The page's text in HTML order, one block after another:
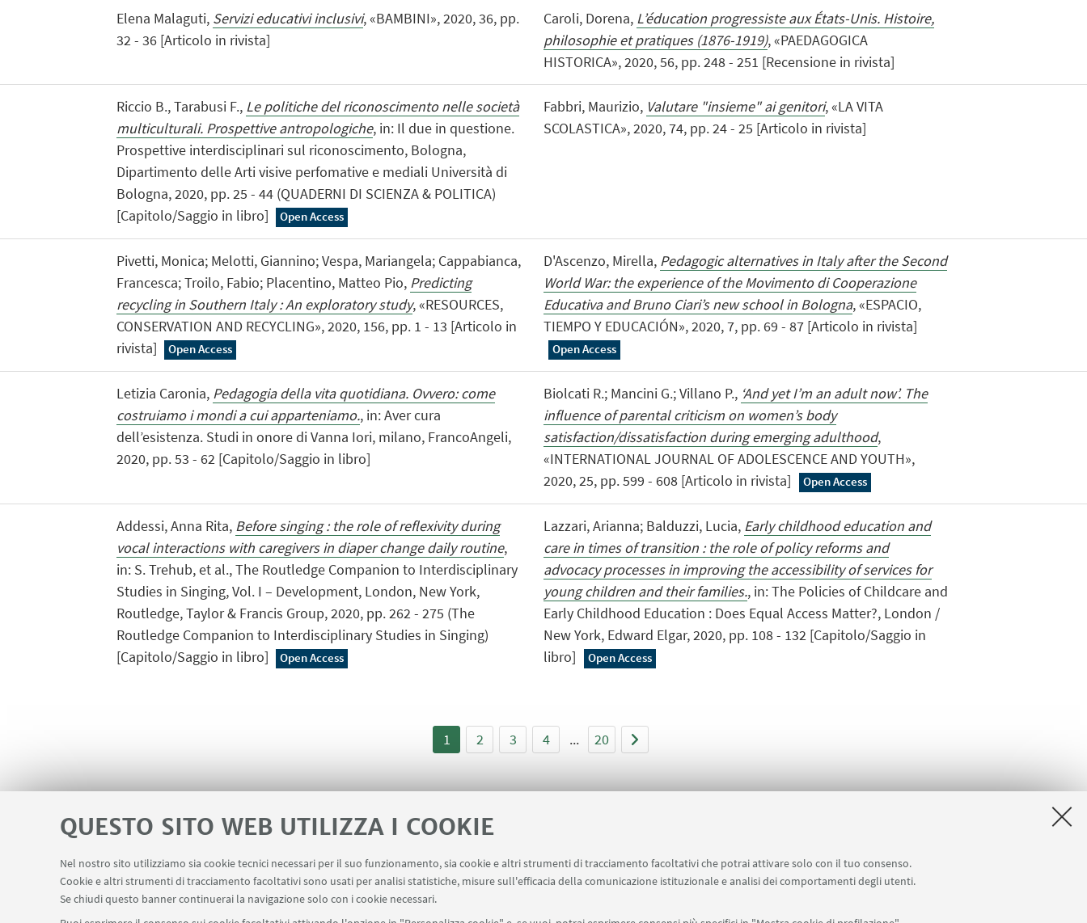
QUESTO SITO WEB UTILIZZA I COOKIE
Nel nostro sito utilizziamo sia cookie tecnici necessari per il suo funzionamento, sia cookie e altri strumenti di tracciamento facoltativi che potrai attivare solo con il tuo consenso.
Cookie e altri strumenti di tracciamento facoltativi sono usati per analisi statistiche, misure sull'efficacia della comunicazione istituzionale e analisi dei comportamenti degli utenti.
Se chiudi questo banner continuerai la navigazione solo con i cookie necessari.
Elena Malaguti, Servizi educativi inclusivi, «BAMBINI», 2020, 36, pp.
32 - 36 [Articolo in rivista]
Caroli, Dorena, L’éducation progressiste aux États-Unis. Histoire,
philosophie et pratiques (1876-1919), «PAEDAGOGICA
HISTORICA», 2020, 56, pp. 248 - 251 [Recensione in rivista]
Riccio B., Tarabusi F., Le politiche del riconoscimento nelle società
multiculturali. Prospettive antropologiche, in: Il due in questione.
Prospettive interdisciplinari sul riconoscimento, Bologna,
Dipartimento delle Arti visive perfomative e mediali Università di
Bologna, 2020, pp. 25 - 44 (QUADERNI DI SCIENZA & POLITICA)
[Capitolo/Saggio in libro]
Open Access
Fabbri, Maurizio, Valutare "insieme" ai genitori, «LA VITA
SCOLASTICA», 2020, 74, pp. 24 - 25 [Articolo in rivista]
Pivetti, Monica; Melotti, Giannino; Vespa, Mariangela; Cappabianca,
Francesca; Troilo, Fabio; Placentino, Matteo Pio, Predicting
recycling in Southern Italy : An exploratory study, «RESOURCES,
CONSERVATION AND RECYCLING», 2020, 156, pp. 1 - 13 [Articolo in
rivista]
Open Access
D'Ascenzo, Mirella, Pedagogic alternatives in Italy after the Second
World War: the experience of the Movimento di Cooperazione
Educativa and Bruno Ciari’s new school in Bologna, «ESPACIO,
TIEMPO Y EDUCACIÓN», 2020, 7, pp. 69 - 87 [Articolo in rivista]
Open Access
Letizia Caronia, Pedagogia della vita quotidiana. Ovvero: come
costruiamo i mondi a cui apparteniamo., in: Aver cura
dell’esistenza. Studi in onore di Vanna Iori, milano, FrancoAngeli,
2020, pp. 53 - 62 [Capitolo/Saggio in libro]
Biolcati R.; Mancini G.; Villano P., ‘And yet I’m an adult now’. The
influence of parental criticism on women’s body
satisfaction/dissatisfaction during emerging adulthood,
«INTERNATIONAL JOURNAL OF ADOLESCENCE AND YOUTH»,
2020, 25, pp. 599 - 608 [Articolo in rivista]
Open Access
Addessi, Anna Rita, Before singing : the role of reflexivity during
vocal interactions with caregivers in diaper change daily routine,
in: S. Trehub, et al., The Routledge Companion to Interdisciplinary
Studies in Singing, Vol. I – Development, London, New York,
Routledge, Taylor & Francis Group, 2020, pp. 262 - 275 (The
Routledge Companion to Interdisciplinary Studies in Singing)
[Capitolo/Saggio in libro]
Open Access
Lazzari, Arianna; Balduzzi, Lucia, Early childhood education and
care in times of transition : the role of policy reforms and
advocacy processes in improving the accessibility of services for
young children and their families., in: The Policies of Childcare and
Early Childhood Education : Does Equal Access Matter?, London /
New York, Edward Elgar, 2020, pp. 108 - 132 [Capitolo/Saggio in
libro]
Open Access
1 2 3 4 ... 20
LINK UTILI Area riservata Contatti